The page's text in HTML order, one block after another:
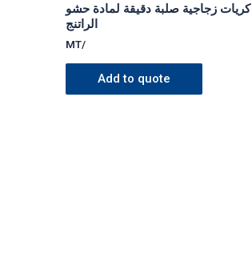
كريات زجاجية صلبة دقيقة لمادة حشو
الراتنج
/MT
Add to quote